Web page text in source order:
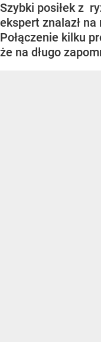
Szybki posiłek z
ekspert znalazł
Połączenie kilku
że na długo